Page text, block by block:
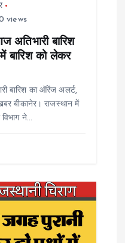
views
अतिभारी बारिश
बारिश को लेकर
बारिश का ऑरेंज अलर्ट,
बीकानेर। राजस्थान में
ने…